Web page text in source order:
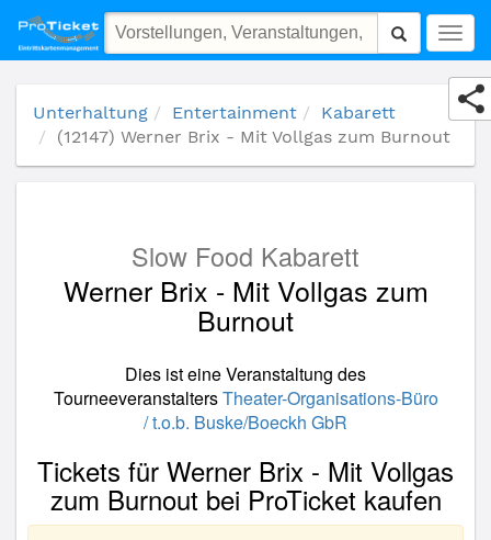
(12147) Werner Brix - Mit Vollgas zum Burnout
Unterhaltung Entertainment
Kabarett
(12147) Werner Brix - Mit Vollgas zum Burnout
Slow Food Kabarett
Werner Brix - Mit Vollgas zum
Burnout
Dies ist eine Veranstaltung des
TourneeveranstaltersTheater-Organisations-Büro
/ t.o.b. Buske/Boeckh GbR
Tickets für Werner Brix - Mit Vollgas
zum Burnout bei ProTicket kaufen